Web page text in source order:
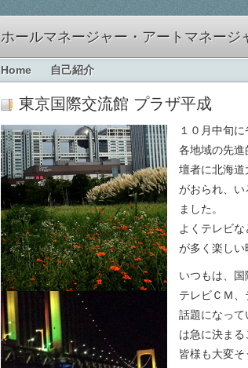
ホールマネージャー・アートマネージ
Home 自己紹介
東京国際交流館 プラザ平成
１０月中旬
各地域の先
壇者に北海
がおられ、い
ました。
よくテレビ
が多く楽しい
いつもは、
テレビＣＭ
話題になっ
は急に決ま
皆様も大変そ